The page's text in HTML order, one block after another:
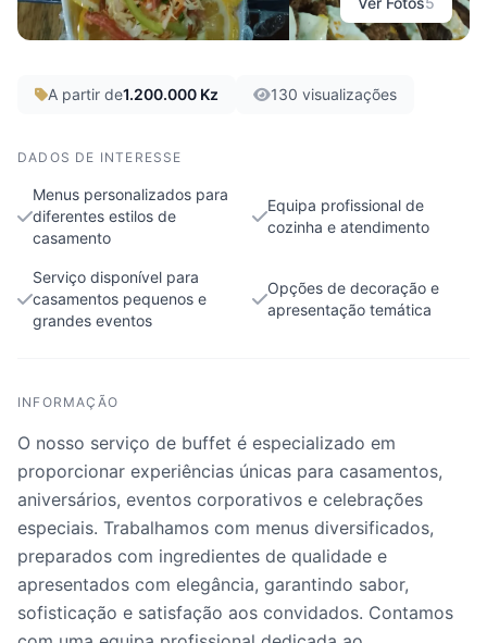
A partir de1.200.000 Kz 130 visualizações
DADOS DE INTERESSE
Menus personalizados para
diferentes estilos de
casamento
Equipa profissional de
cozinha e atendimento
Serviço disponível para
casamentos pequenos e
grandes eventos
Opções de decoração e
apresentação temática
INFORMAÇÃO
O nosso serviço de buffet é especializado em
proporcionar experiências únicas para casamentos,
aniversários, eventos corporativos e celebrações
especiais. Trabalhamos com menus diversificados,
preparados com ingredientes de qualidade e
apresentados com elegância, garantindo sabor,
sofisticação e satisfação aos convidados. Contamos